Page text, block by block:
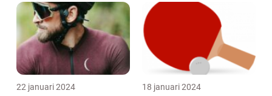
22 januari 2024 18 januari 2024